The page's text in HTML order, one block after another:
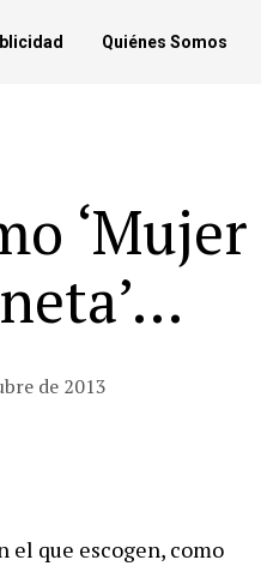
Quiénes Somos
‘Mujer
de 2013
el que escogen, como